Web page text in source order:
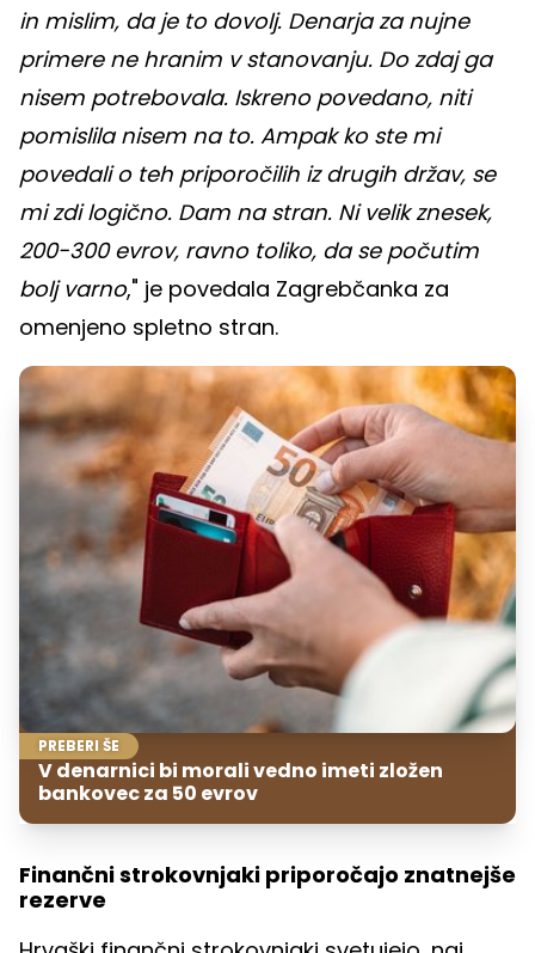
in mislim, da je to dovolj. Denarja za nujne
primere ne hranim v stanovanju. Do zdaj ga
nisem potrebovala. Iskreno povedano, niti
pomislila nisem na to. Ampak ko ste mi
povedali o teh priporočilih iz drugih držav, se
mi zdi logično. Dam na stran. Ni velik znesek,
200-300 evrov, ravno toliko, da se počutim
bolj varno," je povedala Zagrebčanka za
omenjeno spletno stran.
PREBERI ŠE
V denarnici bi morali vedno imeti zložen
bankovec za 50 evrov
Finančni strokovnjaki priporočajo znatnejše
rezerve